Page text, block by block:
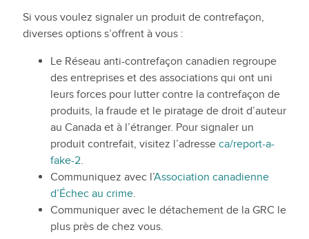
Si vous voulez signaler un produit de contrefaçon,
diverses options s’offrent à vous :
Le Réseau anti-contrefaçon canadien regroupe
des entreprises et des associations qui ont uni
leurs forces pour lutter contre la contrefaçon de
produits, la fraude et le piratage de droit d’auteur
au Canada et à l’étranger. Pour signaler un
produit contrefait, visitez l’adresse ca/report-a-
fake-2.
Communiquez avec l’Association canadienne
d’Échec au crime.
Communiquer avec le détachement de la GRC le
plus près de chez vous.